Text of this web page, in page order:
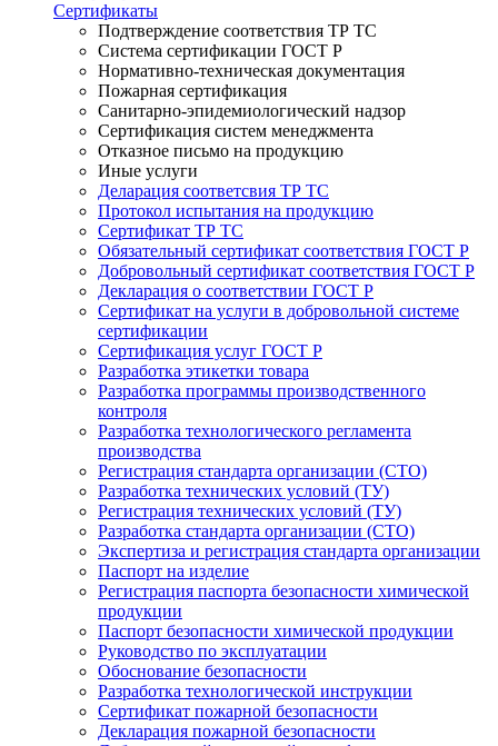
Сертификаты
Подтверждение соответствия ТР ТС
Система сертификации ГОСТ Р
Нормативно-техническая документация
Пожарная сертификация
Санитарно-эпидемиологический надзор
Сертификация систем менеджмента
Отказное письмо на продукцию
Иные услуги
Деларация соответсвия ТР ТС
Протокол испытания на продукцию
Сертификат ТР ТС
Обязательный сертификат соответствия ГОСТ Р
Добровольный сертификат соответствия ГОСТ Р
Декларация о соответствии ГОСТ Р
Сертификат на услуги в добровольной системе
сертификации
Сертификация услуг ГОСТ Р
Разработка этикетки товара
Разработка программы производственного
контроля
Разработка технологического регламента
производства
Регистрация стандарта организации (СТО)
Разработка технических условий (ТУ)
Регистрация технических условий (ТУ)
Разработка стандарта организации (СТО)
Экспертиза и регистрация стандарта организации
Паспорт на изделие
Регистрация паспорта безопасности химической
продукции
Паспорт безопасности химической продукции
Руководство по эксплуатации
Обоснование безопасности
Разработка технологической инструкции
Сертификат пожарной безопасности
Декларация пожарной безопасности